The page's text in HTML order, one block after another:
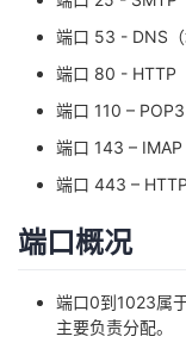
我
的
我
子
直
的
我
端口 53 - DNS（
端口 80 - HTTP
端口 110 – POP3
端口 143 – IMAP
端口 443 –
端口概况
端口0到1023属
主要负责分配。